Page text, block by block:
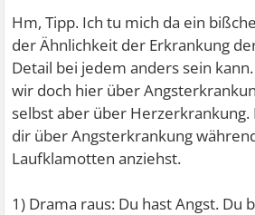
Hm, Tipp. Ich tu mich da ein
der Ähnlichkeit der Erkrankung
Detail bei jedem anders sein
wir doch hier über
selbst aber über Herzerkrankung.
dir über Angsterkrankung
Laufklamotten anziehst.
1) Drama raus: Du hast Angst. Du